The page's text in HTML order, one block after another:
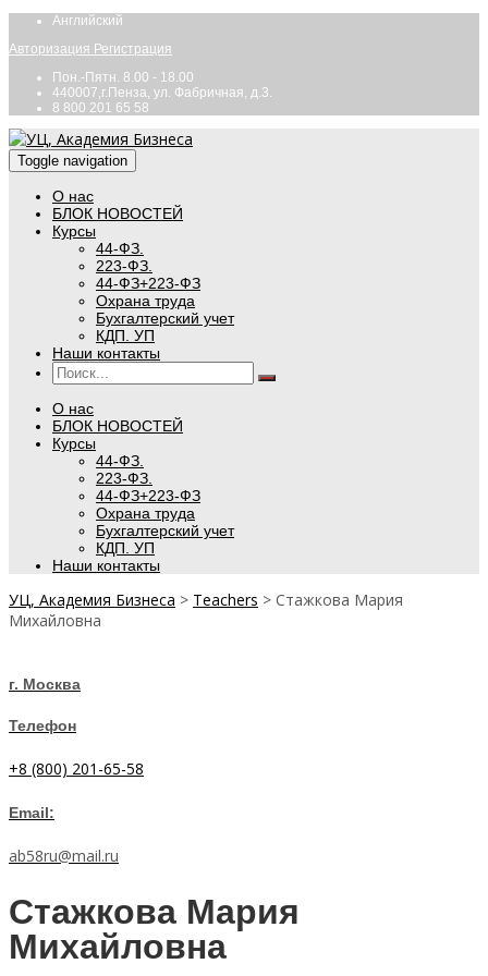
Английский
Авторизация Регистрация
Пон.-Пятн. 8.00 - 18.00
440007,г.Пенза, ул. Фабричная, д.3.
8 800 201 65 58
Toggle navigation
О нас
БЛОК НОВОСТЕЙ
Курсы
44-ФЗ.
223-ФЗ.
44-ФЗ+223-ФЗ
Охрана труда
Бухгалтерский учет
КДП. УП
Наши контакты
О нас
БЛОК НОВОСТЕЙ
Курсы
44-ФЗ.
223-ФЗ.
44-ФЗ+223-ФЗ
Охрана труда
Бухгалтерский учет
КДП. УП
Наши контакты
УЦ, Академия Бизнеса > Teachers > Стажкова Мария
Михайловна
г. Москва
Телефон
+8 (800) 201-65-58
Email:
ab58ru@mail.ru
Стажкова Мария
Михайловна